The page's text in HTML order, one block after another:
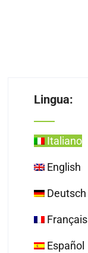
Lingua:
Italiano
English
Deutsch
Français
Español